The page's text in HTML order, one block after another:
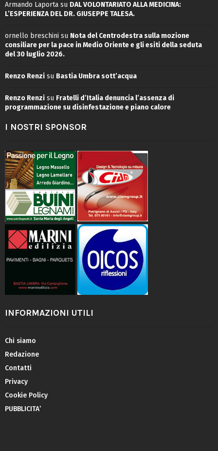
Armando Laporta su DAL VOLONTARIATO ALLA MEDICINA:
L’ESPERIENZA DEL DR. GIUSEPPE TALESA.
ornello breschini su Nota del Centrodestra sulla mozione
consiliare per la pace in Medio Oriente e gli esiti della seduta
del 30 luglio 2026.
Renzo Renzi su Bastia Umbra sott’acqua
Renzo Renzi su Fratelli d’Italia denuncia l’assenza di
programmazione su disinfestazione e piano calore
I NOSTRI SPONSOR
INFORMAZIONI UTILI
Chi siamo
Redazione
Contatti
Privacy
Cookie Policy
PUBBLICITA’